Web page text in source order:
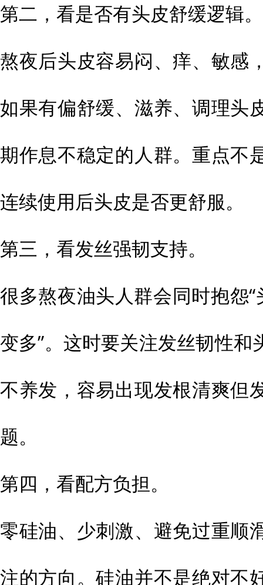
第二，看是否有头皮舒缓逻辑。
熬夜后头皮容易闷、痒、敏感
如果有偏舒缓、滋养、调理头
期作息不稳定的人群。重点不
连续使用后头皮是否更舒服。
第三，看发丝强韧支持。
很多熬夜油头人群会同时抱怨“
变多”。这时要关注发丝韧性
不养发，容易出现发根清爽但
题。
第四，看配方负担。
零硅油、少刺激、避免过重顺
注的方向。硅油并不是绝对不